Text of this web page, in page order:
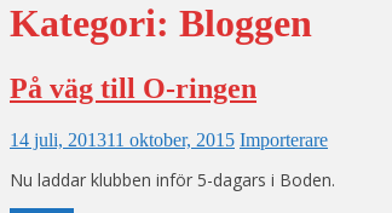
Kategori: Bloggen
På väg till O-ringen
14 juli, 201311 oktober, 2015 Importerare
Nu laddar klubben inför 5-dagars i Boden.